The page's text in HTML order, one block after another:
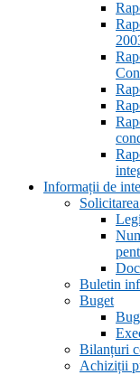
Informații de
Buletin
Buget
Bilanțuri
Achiziții